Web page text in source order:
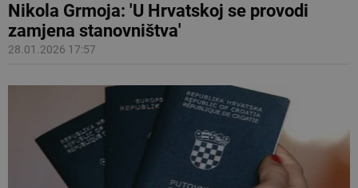
Nikola Grmoja: 'U Hrvatskoj se provodi
zamjena stanovništva'
28.01.2026 17:57